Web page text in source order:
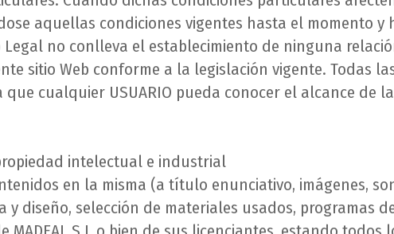
aquellas condiciones vigentes hasta el momento
no conlleva el establecimiento de ninguna
sitio Web conforme a la legislación vigente. Todas
cualquier USUARIO pueda conocer el alcance de
intelectual e industrial
en la misma (a título enunciativo, imágenes,
diseño, selección de materiales usados, programas